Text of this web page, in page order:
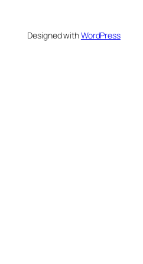
Designed withWordPress